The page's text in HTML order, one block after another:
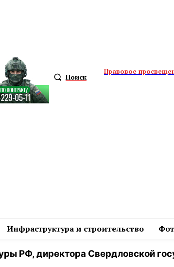
Поиск
Правовое
Инфраструктура и строительство
РФ, директора Свердловской